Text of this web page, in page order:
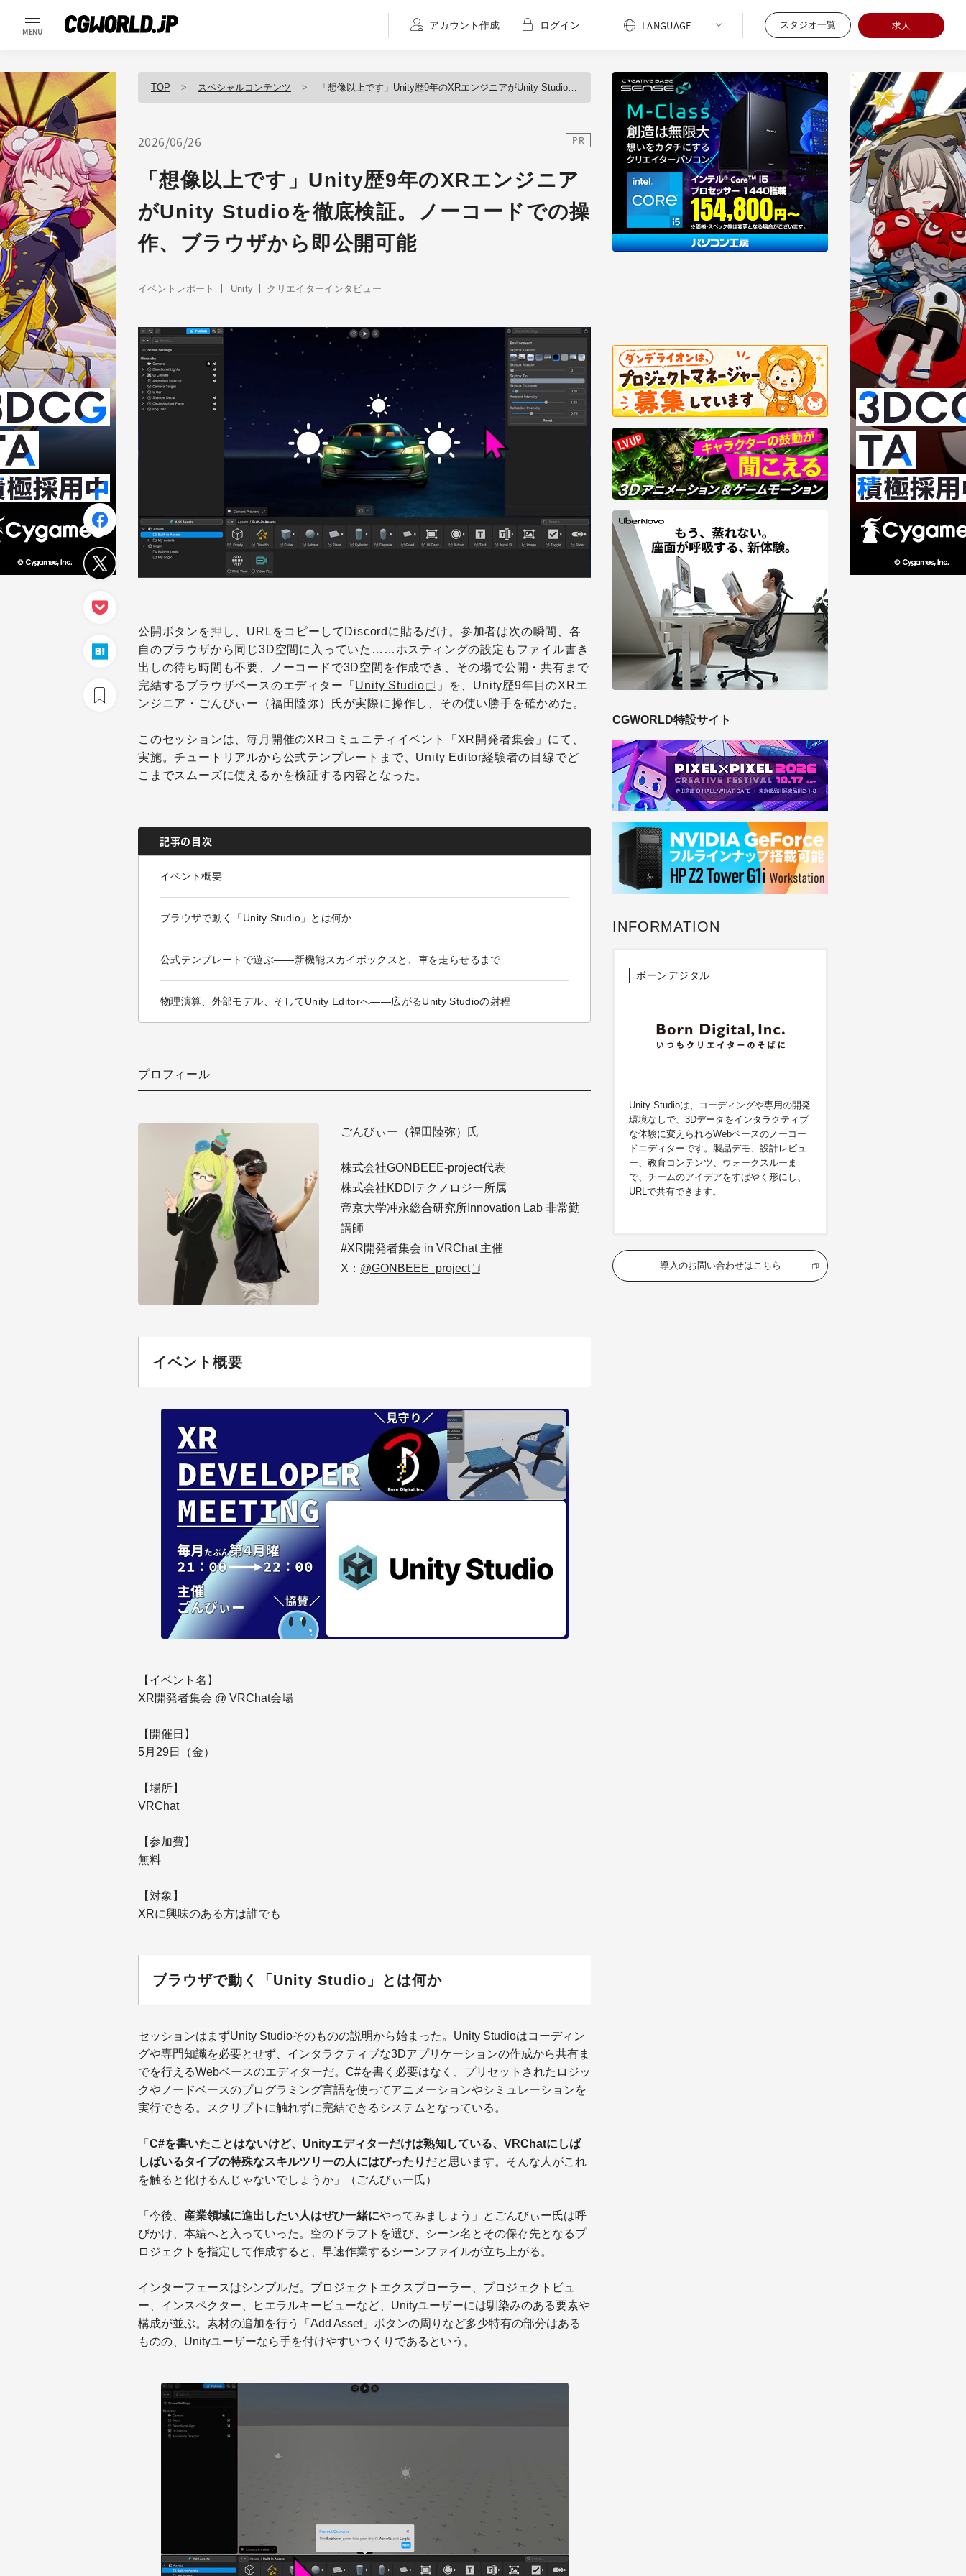
MENU
アカウント作成 ログイン スタジオ一覧 求人
TOP スペシャルコンテンツ 「想像以上です」Unity歴9年のXRエンジニアがUnity Studioを徹底検証。ノーコードでの操作、ブラウザから即公開可能
2026/06/26 PR
「想像以上です」Unity歴9年のXRエンジニア
がUnity Studioを徹底検証。ノーコードでの操
作、ブラウザから即公開可能
イベントレポート Unity クリエイターインタビュー
公開ボタンを押し、URLをコピーしてDiscordに貼るだけ。参加者は次の瞬間、各
自のブラウザから同じ3D空間に入っていた……ホスティングの設定もファイル書き
出しの待ち時間も不要、ノーコードで3D空間を作成でき、その場で公開・共有まで
完結するブラウザベースのエディター「 Unity Studio
」を、Unity歴9年目のXRエ
ンジニア・ごんびぃー（福田陸弥）氏が実際に操作し、その使い勝手を確かめた。
このセッションは、毎月開催のXRコミュニティイベント「XR開発者集会」にて、
実施。チュートリアルから公式テンプレートまで、Unity Editor経験者の目線でど
こまでスムーズに使えるかを検証する内容となった。
記事の目次
イベント概要
ブラウザで動く「Unity Studio」とは何か
公式テンプレートで遊ぶ――新機能スカイボックスと、車を走らせるまで
物理演算、外部モデル、そしてUnity Editorへ――広がるUnity Studioの射程
プロフィール
ごんびぃー（福田陸弥）氏
株式会社GONBEEE-project代表
株式会社KDDIテクノロジー所属
帝京大学冲永総合研究所Innovation Lab 非常勤
講師
#XR開発者集会 in VRChat 主催
X： @GONBEEE_project
イベント概要
【イベント名】
XR開発者集会 @ VRChat会場
【開催日】
5月29日（金）
【場所】
VRChat
【参加費】
無料
【対象】
XRに興味のある方は誰でも
ブラウザで動く「Unity Studio」とは何か
セッションはまずUnity Studioそのものの説明から始まった。Unity Studioはコーディン
グや専門知識を必要とせず、インタラクティブな3Dアプリケーションの作成から共有ま
でを行えるWebベースのエディターだ。C#を書く必要はなく、プリセットされたロジッ
クやノードベースのプログラミング言語を使ってアニメーションやシミュレーションを
実行できる。スクリプトに触れずに完結できるシステムとなっている。
「 C#を書いたことはないけど、Unityエディターだけは熟知している、VRChatにしば
しばいるタイプの特殊なスキルツリーの人にはぴったり だと思います。そんな人がこれ
を触ると化けるんじゃないでしょうか」（ごんびぃー氏）
「今後、 産業領域に進出したい人はぜひ一緒にやってみましょう」とごんびぃー氏は呼
びかけ、本編へと入っていった。空のドラフトを選び、シーン名とその保存先となるプ
ロジェクトを指定して作成すると、早速作業するシーンファイルが立ち上がる。
インターフェースはシンプルだ。プロジェクトエクスプローラー、プロジェクトビュ
ー、インスペクター、ヒエラルキービューなど、Unityユーザーには馴染みのある要素や
構成が並ぶ。素材の追加を行う「Add Asset」ボタンの周りなど多少特有の部分はある
ものの、Unityユーザーなら手を付けやすいつくりであるという。
CGWORLD特設サイト
INFORMATION
ボーンデジタル
Unity Studioは、コーディングや専用の開発
環境なしで、3Dデータをインタラクティブ
な体験に変えられるWebベースのノーコー
ドエディターです。製品デモ、設計レビュ
ー、教育コンテンツ、ウォークスルーま
で、チームのアイデアをすばやく形にし、
URLで共有できます。
導入のお問い合わせはこちら